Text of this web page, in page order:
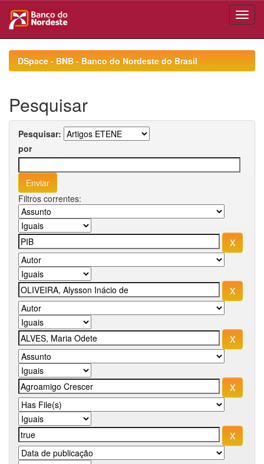
navigationDSpace - BNB - Banco do Nordeste do Brasil
Pesquisar
Pesquisar:
por
Filtros correntes: